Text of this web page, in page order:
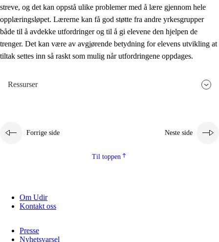
streve, og det kan oppstå ulike problemer med å lære gjennom hele
opplæringsløpet. Lærerne kan få god støtte fra andre yrkesgrupper
både til å avdekke utfordringer og til å gi elevene den hjelpen de
trenger. Det kan være av avgjørende betydning for elevens utvikling at
tiltak settes inn så raskt som mulig når utfordringene oppdages.
Ressurser
Forrige side Neste side
Til toppen
Om Udir
Kontakt oss
Presse
Nyhetsvarsel